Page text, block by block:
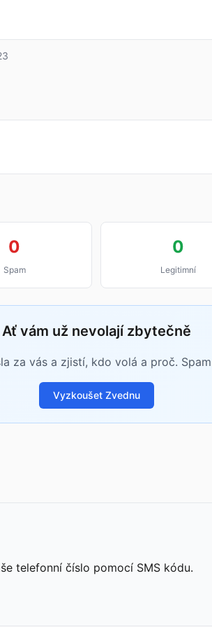
0
Spam
0
Legitimní
Ať vám už nevolají zbytečně
za vás a zjistí, kdo volá a proč.
Vyzkoušet Zvednu
telefonní číslo pomocí SMS kódu.